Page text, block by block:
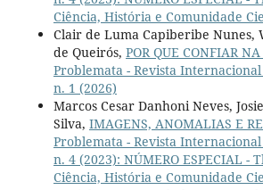
Ciência, História e Comunidade
Clair de Luma Capiberibe Nunes,
de Queirós, POR QUE CONFIAR
Problemata - Revista
n. 1 (2026)
Marcos Cesar Danhoni Neves,
Silva, IMAGENS, ANOMALIAS E
Problemata - Revista
n. 4 (2023): NÚMERO ESPECIAL -
Ciência, História e Comunidade